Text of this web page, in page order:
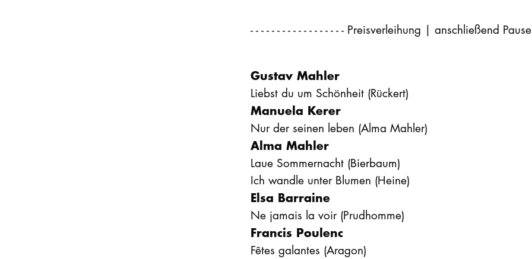
- - - - - - - - - - - - - - - - - - Preisverleihung | anschließend Pause -
Gustav Mahler
Liebst du um Schönheit (Rückert)
Manuela Kerer
Nur der seinen leben (Alma Mahler)
Alma Mahler
Laue Sommernacht (Bierbaum)
Ich wandle unter Blumen (Heine)
Elsa Barraine
Ne jamais la voir (Prudhomme)
Francis Poulenc
Fêtes galantes (Aragon)